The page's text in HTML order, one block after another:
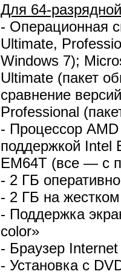
Для 64-
- Операционная
Ultimate,
Windows 7);
Ultimate (пакет
сравнение
Professional
- Процессор
поддержкой Intel
EM64T (все — с
- 2 ГБ
- 2 ГБ на
- Поддержка
color»
- Браузер
- Установка с